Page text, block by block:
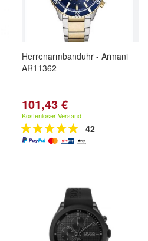
Herrenarmbanduhr - Armani
AR11362
101,43 €
Kostenloser Versand
42